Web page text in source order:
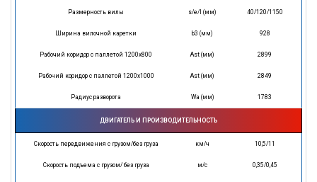
Размерность вилы s/e/l (мм) 40/120/1150
Ширина вилочной каретки b3 (мм) 928
Рабочий коридор с паллетой 1200х800 Ast (мм) 2899
Рабочий коридор с паллетой 1200х1000 Ast (мм) 2849
Радиус разворота Wa (мм) 1783
ДВИГАТЕЛЬ И ПРОИЗВОДИТЕЛЬНОСТЬ
Скорость передвижения с грузом/без груза км/ч 10,5/11
Скорость подъема с грузом/ без груза м/с 0,35/0,45